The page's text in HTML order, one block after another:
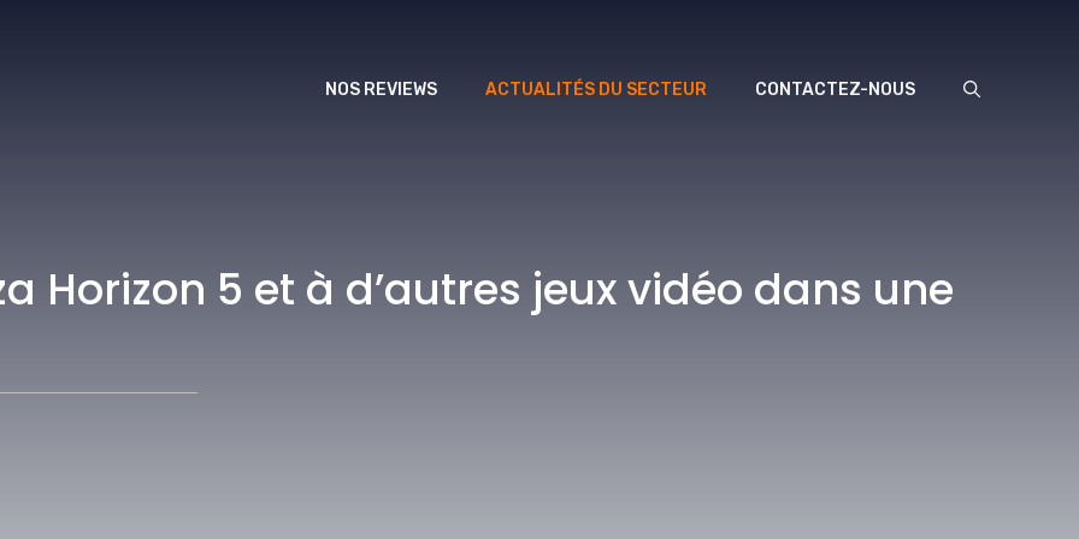
NOS REVIEWS ACTUALITÉS DU SECTEUR CONTACTEZ-NOUS
Horizon 5 et à d’autres jeux vidéo dans une